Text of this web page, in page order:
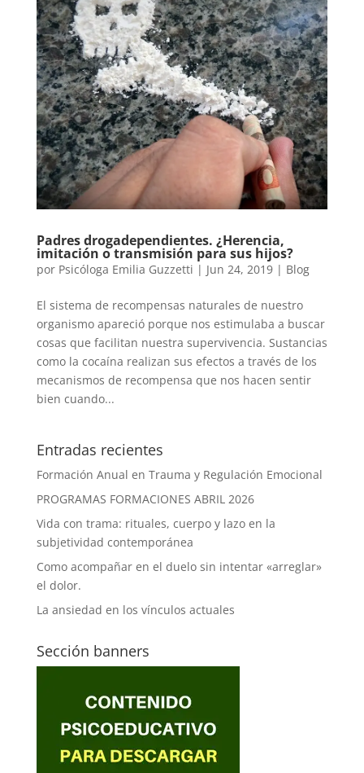
Padres drogadependientes. ¿Herencia,
imitación o transmisión para sus hijos?
por Psicóloga Emilia Guzzetti | Jun 24, 2019| Blog
El sistema de recompensas naturales de nuestro
organismo apareció porque nos estimulaba a buscar
cosas que facilitan nuestra supervivencia. Sustancias
como la cocaína realizan sus efectos a través de los
mecanismos de recompensa que nos hacen sentir
bien cuando...
Entradas recientes
Formación Anual en Trauma y Regulación Emocional
PROGRAMAS FORMACIONES ABRIL 2026
Vida con trama: rituales, cuerpo y lazo en la
subjetividad contemporánea
Como acompañar en el duelo sin intentar «arreglar»
el dolor.
La ansiedad en los vínculos actuales
Sección banners